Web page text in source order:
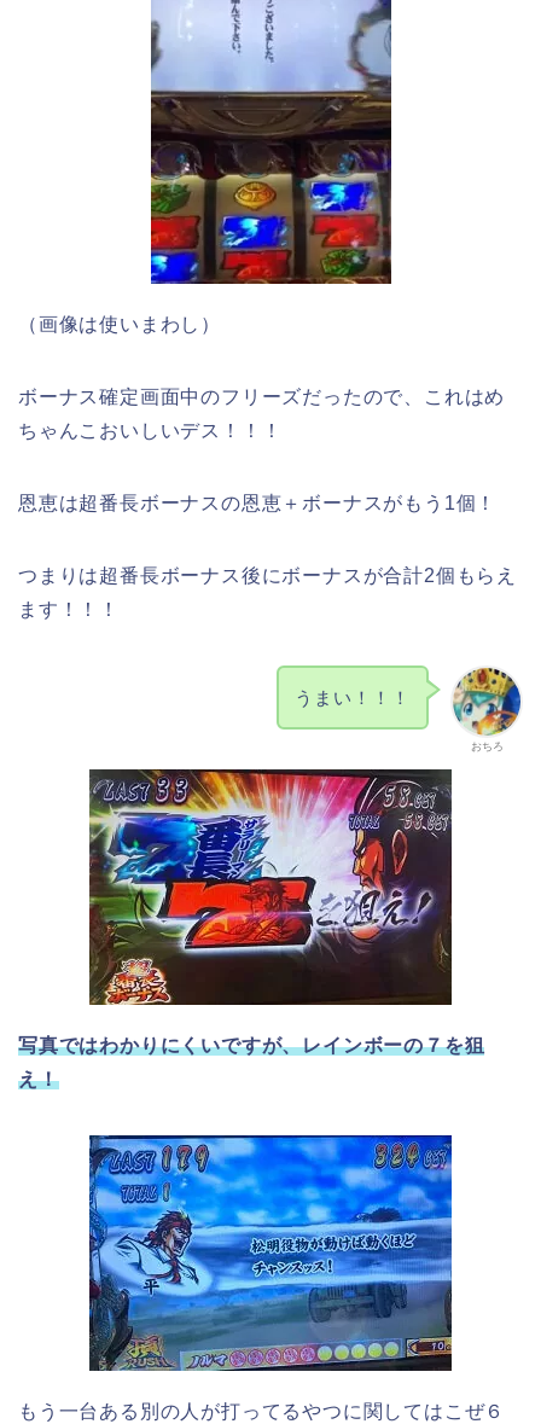
（画像は使いまわし）
ボーナス確定画面中のフリーズだったので、これはめ
ちゃんこおいしいデス！！！
恩恵は超番長ボーナスの恩恵＋ボーナスがもう1個！
つまりは超番長ボーナス後にボーナスが合計2個もらえ
ます！！！
おちろ
うまい！！！
写真ではわかりにくいですが、レインボーの７を狙
え！
もう一台ある別の人が打ってるやつに関してはこぜ６